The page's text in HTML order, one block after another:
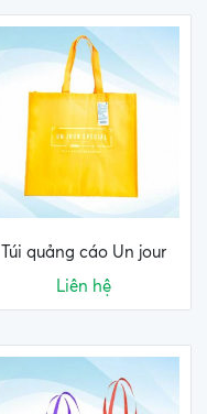
Túi quảng cáo Un jour
Liên hệ